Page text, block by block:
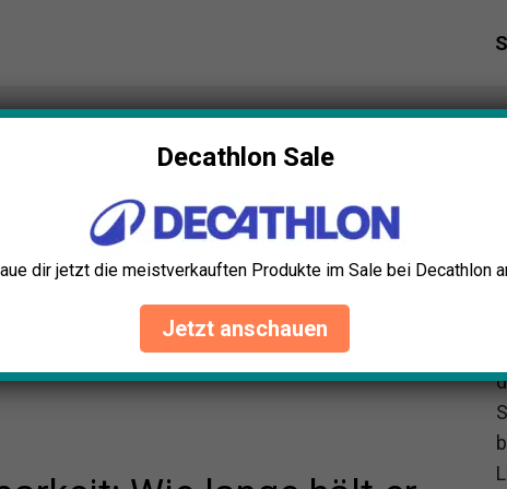
Wie lange hält er wirklich?
Decathlon Sale
dir jetzt die meistverkauften Produkte im Sale bei Decathlon
Jetzt anschauen